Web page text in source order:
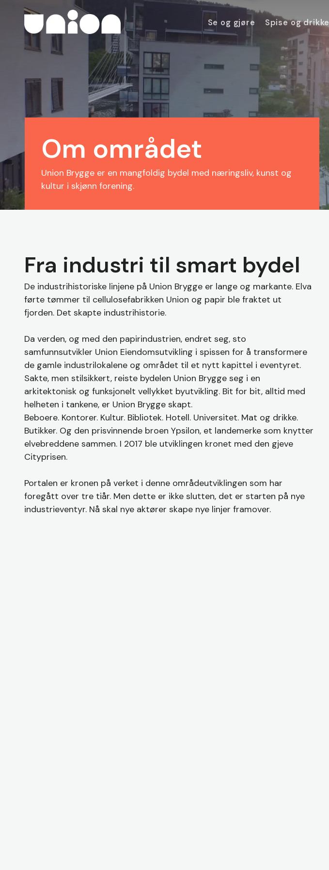
content
Se og gjøre Spise og drikke
Om området
Union Brygge er en mangfoldig bydel med næringsliv, kunst og
kultur i skjønn forening.
Fra industri til smart bydel
De industrihistoriske linjene på Union Brygge er lange og markante. Elva
førte tømmer til cellulosefabrikken Union og papir ble fraktet ut
fjorden. Det skapte industrihistorie.
Da verden, og med den papirindustrien, endret seg, sto
samfunnsutvikler Union Eiendomsutvikling i spissen for å transformere
de gamle industrilokalene og området til et nytt kapittel i eventyret.
Sakte, men stilsikkert, reiste bydelen Union Brygge seg i en
arkitektonisk og funksjonelt vellykket byutvikling. Bit for bit, alltid med
helheten i tankene, er Union Brygge skapt.
Beboere. Kontorer. Kultur. Bibliotek. Hotell. Universitet. Mat og drikke.
Butikker. Og den prisvinnende broen Ypsilon, et landemerke som knytter
elvebreddene sammen. I 2017 ble utviklingen kronet med den gjeve
Cityprisen.
Portalen er kronen på verket i denne områdeutviklingen som har
foregått over tre tiår. Men dette er ikke slutten, det er starten på nye
industrieventyr. Nå skal nye aktører skape nye linjer framover.